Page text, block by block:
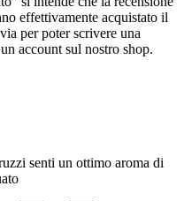
effettivamente acquistato il
per poter scrivere una
account sul nostro shop.
senti un ottimo aroma di